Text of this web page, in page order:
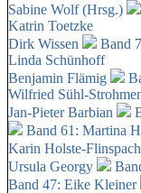
Sabine Wolf (Hrsg.)
Katrin Toetzke
Dirk Wissen
Band
Linda Schünhoff
Benjamin Flämig
Wilfried Sühl-
Jan-Pieter Barbian
Band 61: Martina
Karin Holste-Flinspach
Ursula Georgy
Band 47: Eike Kleiner